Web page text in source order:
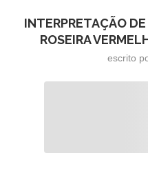
INTERPRETAÇÃO
ROSEIRA
escrito